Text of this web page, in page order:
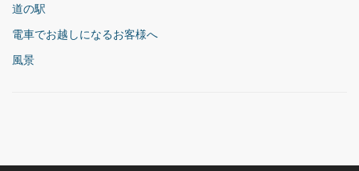
道の駅
電車でお越しになるお客様へ
風景